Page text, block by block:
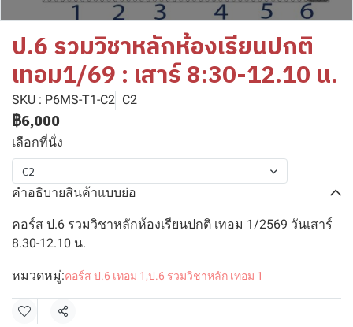
ป.6 รวมวิชาหลักห้องเรียนปกติ
เทอม1/69 : เสาร์ 8:30-12.10 น.
SKU : P6MS-T1-C2 C2
฿6,000
เลือกที่นั่ง
C2
คำอธิบายสินค้าแบบย่อ
คอร์ส ป.6 รวมวิชาหลักห้องเรียนปกติ เทอม 1/2569 วันเสาร์
8.30-12.10 น.
หมวดหมู่:คอร์ส ป.6 เทอม 1 ,ป.6 รวมวิชาหลัก เทอม 1
แชร์